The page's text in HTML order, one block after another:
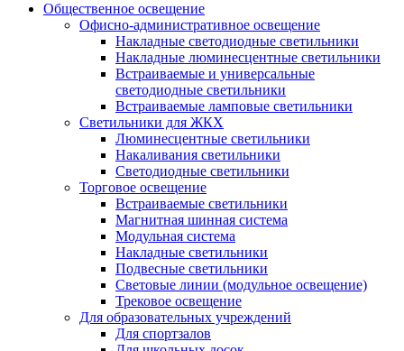
Общественное освещение
Офисно-административное освещение
Накладные светодиодные светильники
Накладные люминесцентные светильники
Встраиваемые и универсальные
светодиодные светильники
Встраиваемые ламповые светильники
Светильники для ЖКХ
Люминесцентные светильники
Накаливания светильники
Светодиодные светильники
Торговое освещение
Встраиваемые светильники
Магнитная шинная система
Модульная система
Накладные светильники
Подвесные светильники
Световые линии (модульное освещение)
Трековое освещение
Для образовательных учреждений
Для спортзалов